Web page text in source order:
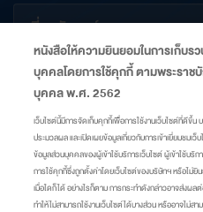
เกี่ยวกับองค์กร
ข้อมูลที่เกี่ยวข้อง
ลิงก์
แผนผังเว็บไซต์ศูนย์ความเป็นส่วน
หนังสือให้ความยินยอมในการเก็บร
บุคคลโดยการใช้คุกกี้ ตามพระรา
บุคคล พ.ศ. 2562
เว็บไซต์นี้มีการจัดเก็บคุกกี้เพื่อการใช้งานเว็บไซต์ที่ดีขึ้
ประมวลผล และเปิดเผยข้อมูลเกี่ยวกับการเข้าเยี่ยมชมเ
ข้อมูลส่วนบุคคลของผู้เข้าใช้บริการเว็บไซต์ ผู้เข้าใช้บริ
การใช้คุกกี้ซึ่งถูกตั้งค่าโดยเว็บไซต์ของบริษัทฯ หรือไม่
เมื่อใดก็ได้ อย่างไรก็ตาม การกระทำดังกล่าวอาจส่งผล
ทำให้ไม่สามารถใช้งานเว็บไซต์ได้บางส่วน หรืออาจไม่